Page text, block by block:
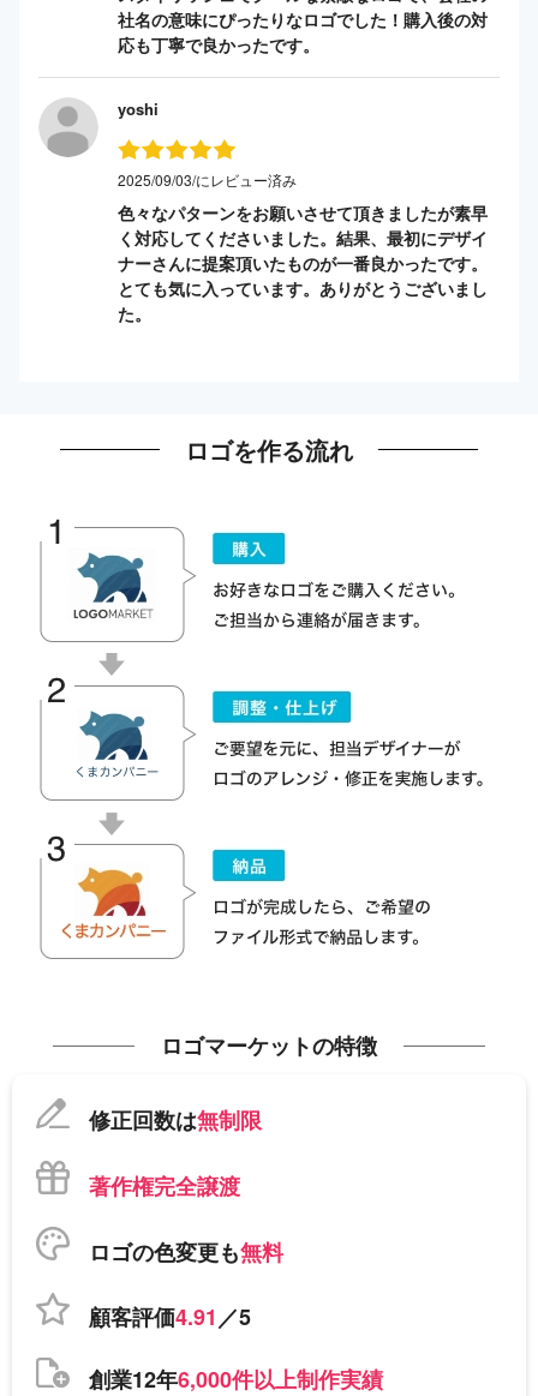
社名の意味にぴったりなロゴでした！購入後の対
応も丁寧で良かったです。
yoshi
2025/09/03/にレビュー済み
色々なパターンをお願いさせて頂きましたが素早
く対応してくださいました。結果、最初にデザイ
ナーさんに提案頂いたものが一番良かったです。
とても気に入っています。ありがとうございまし
た。
ロゴを作る流れ
ロゴマーケットの特徴
修正回数は無制限
著作権完全譲渡
ロゴの色変更も無料
顧客評価4.91／5
創業12年6,000件以上制作実績